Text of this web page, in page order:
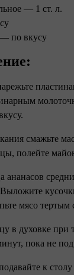
— 1 ст. л.
по вкусу
смажьте
полейте
ананасов
Выложите
мясо тертым
в духовке при
пока не
к